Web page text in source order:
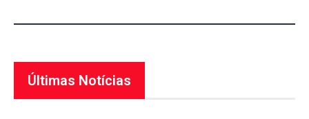
Últimas Notícias